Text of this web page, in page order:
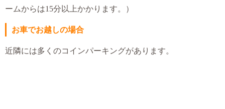
ームからは15分以上かかります。）
お車でお越しの場合
近隣には多くのコインパーキングがあります。